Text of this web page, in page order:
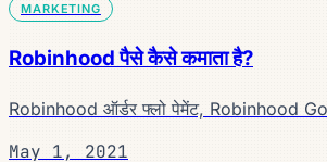
MARKETING
Robinhood पैसे कैसे कमाता है?
Robinhood ऑर्डर फ्लो पेमेंट, Robinhood
May 1, 2021